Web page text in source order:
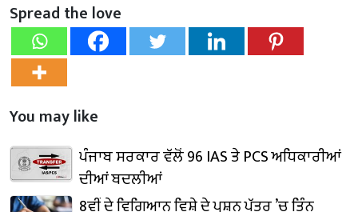
Spread the love
You may like
ਪੰਜਾਬ ਸਰਕਾਰ ਵੱਲੋਂ 96 IAS ਤੇ PCS ਅਧਿਕਾਰੀਆਂ
ਦੀਆਂ ਬਦਲੀਆਂ
8ਵੀਂ ਦੇ ਵਿਗਿਆਨ ਵਿਸ਼ੇ ਦੇ ਪ੍ਰਸ਼ਨ ਪੱਤਰ ’ਚ ਤਿੰਨ